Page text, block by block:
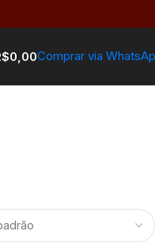
0,00Comprar via